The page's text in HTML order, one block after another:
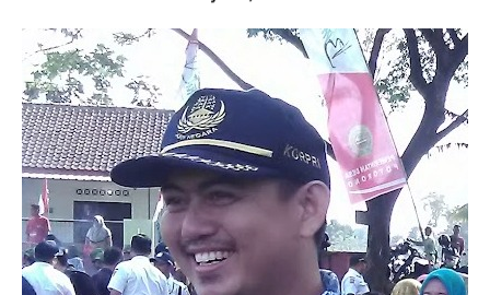
Wakil Kepala Sekolah Urusan Kurikulum.